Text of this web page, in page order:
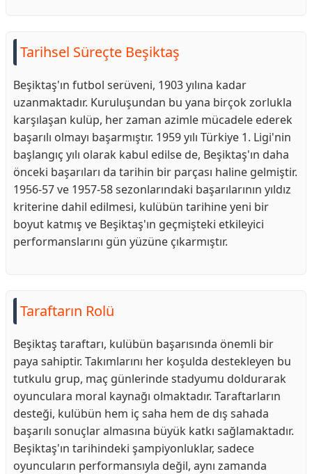
Tarihsel Süreçte Beşiktaş
Beşiktaş'ın futbol serüveni, 1903 yılına kadar
uzanmaktadır. Kuruluşundan bu yana birçok zorlukla
karşılaşan kulüp, her zaman azimle mücadele ederek
başarılı olmayı başarmıştır. 1959 yılı Türkiye 1. Ligi'nin
başlangıç yılı olarak kabul edilse de, Beşiktaş'ın daha
önceki başarıları da tarihin bir parçası haline gelmiştir.
1956-57 ve 1957-58 sezonlarındaki başarılarının yıldız
kriterine dahil edilmesi, kulübün tarihine yeni bir
boyut katmış ve Beşiktaş'ın geçmişteki etkileyici
performanslarını gün yüzüne çıkarmıştır.
Taraftarın Rolü
Beşiktaş taraftarı, kulübün başarısında önemli bir
paya sahiptir. Takımlarını her koşulda destekleyen bu
tutkulu grup, maç günlerinde stadyumu doldurarak
oyunculara moral kaynağı olmaktadır. Taraftarların
desteği, kulübün hem iç saha hem de dış sahada
başarılı sonuçlar almasına büyük katkı sağlamaktadır.
Beşiktaş'ın tarihindeki şampiyonluklar, sadece
oyuncuların performansıyla değil, aynı zamanda